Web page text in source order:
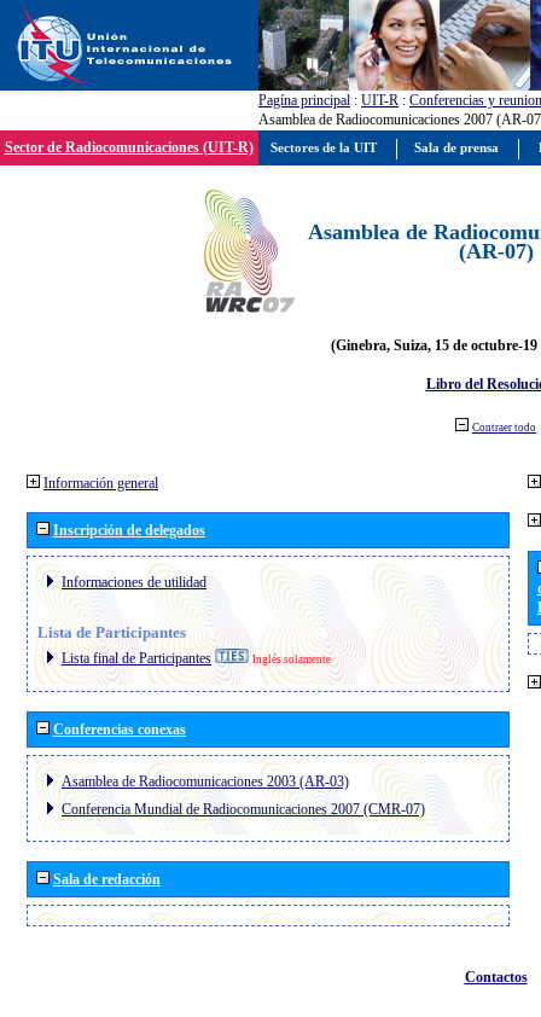
Pagína principal : UIT-R : Conferencias y
Asamblea de Radiocomunicaciones 2007 (AR-
Sector de Radiocomunicaciones (UIT-R)
Asamblea de
(AR-07)
(Ginebra, Suiza, 15 de octubre-19
Libro del
Contraer todo
Información general
Inscripción de delegados
Informaciones de utilidad
Lista de Participantes
Lista final de Participantes Inglés solamente
Conferencias conexas
Asamblea de Radiocomunicaciones 2003 (AR-03)
Conferencia Mundial de Radiocomunicaciones 2007 (CMR-07)
Sala de redacción
Contactos
Sectores de la UIT Sala de prensa